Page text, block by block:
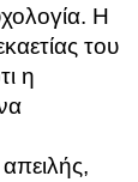
Η
του
η